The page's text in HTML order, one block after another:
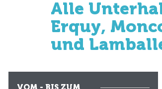
Alle
Erquy,
und
VOM - BIS ZUM